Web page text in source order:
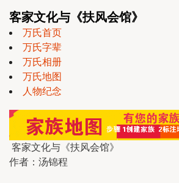
客家文化与《扶风会馆》
万氏首页
万氏字辈
万氏相册
万氏地图
人物纪念
客家文化与《扶风会馆》
作者：汤锦程